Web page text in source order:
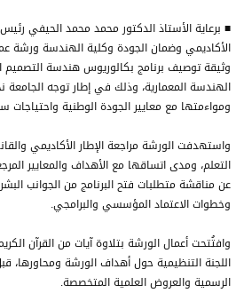
■ برعاية الأستاذ الدكتور محمد محمد الحيفي
الأكاديمي وضمان الجودة وكلية الهندسة ورشة
وثيقة توصيف برنامج بكالوريوس هندسة التصميم
الهندسة المعمارية، وذلك في إطار توجه الجامعة
ومواءمتها مع معايير الجودة الوطنية واحتياجات
واستهدفت الورشة مراجعة الإطار الأكاديمي
التعلم، ومدى اتساقها مع الأهداف والمعايير
عن مناقشة متطلبات فتح البرنامج من الجوانب
وخطوات الاعتماد المؤسسي والبرامجي.
وافتُتحت أعمال الورشة بتلاوة آيات من القرآن
اللجنة التنظيمية حول أهداف الورشة ومحاورها،
الرسمية والعروض العلمية المتخصصة.